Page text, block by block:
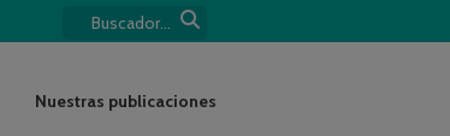
Nuestras publicaciones